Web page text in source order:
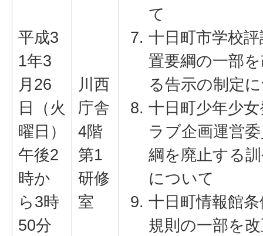
平成3
1年3
月26
日（火
曜日）
午後2
時か
ら3時
50分
川西
庁舎
4階
第1
研修
室
て
十日町市学校
置要綱の一部
る告示の制定
十日町少年少
ラブ企画運営
綱を廃止する
について
十日町情報館
規則の一部を